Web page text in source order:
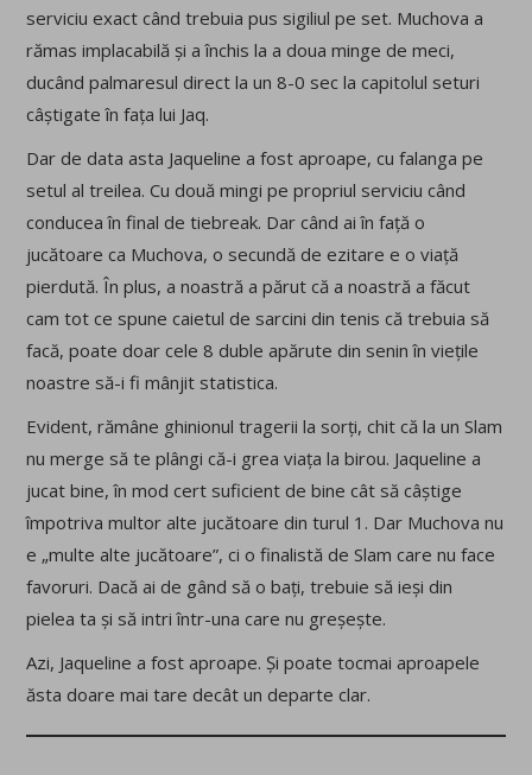
serviciu exact când trebuia pus sigiliul pe set. Muchova a
rămas implacabilă și a închis la a doua minge de meci,
ducând palmaresul direct la un 8-0 sec la capitolul seturi
câștigate în fața lui Jaq.
Dar de data asta Jaqueline a fost aproape, cu falanga pe
setul al treilea. Cu două mingi pe propriul serviciu când
conducea în final de tiebreak. Dar când ai în față o
jucătoare ca Muchova, o secundă de ezitare e o viață
pierdută. În plus, a noastră a părut că a noastră a făcut
cam tot ce spune caietul de sarcini din tenis că trebuia să
facă, poate doar cele 8 duble apărute din senin în viețile
noastre să-i fi mânjit statistica.
Evident, rămâne ghinionul tragerii la sorți, chit că la un Slam
nu merge să te plângi că-i grea viața la birou. Jaqueline a
jucat bine, în mod cert suficient de bine cât să câștige
împotriva multor alte jucătoare din turul 1. Dar Muchova nu
e „multe alte jucătoare”, ci o finalistă de Slam care nu face
favoruri. Dacă ai de gând să o bați, trebuie să ieși din
pielea ta și să intri într-una care nu greșește.
Azi, Jaqueline a fost aproape. Și poate tocmai aproapele
ăsta doare mai tare decât un departe clar.